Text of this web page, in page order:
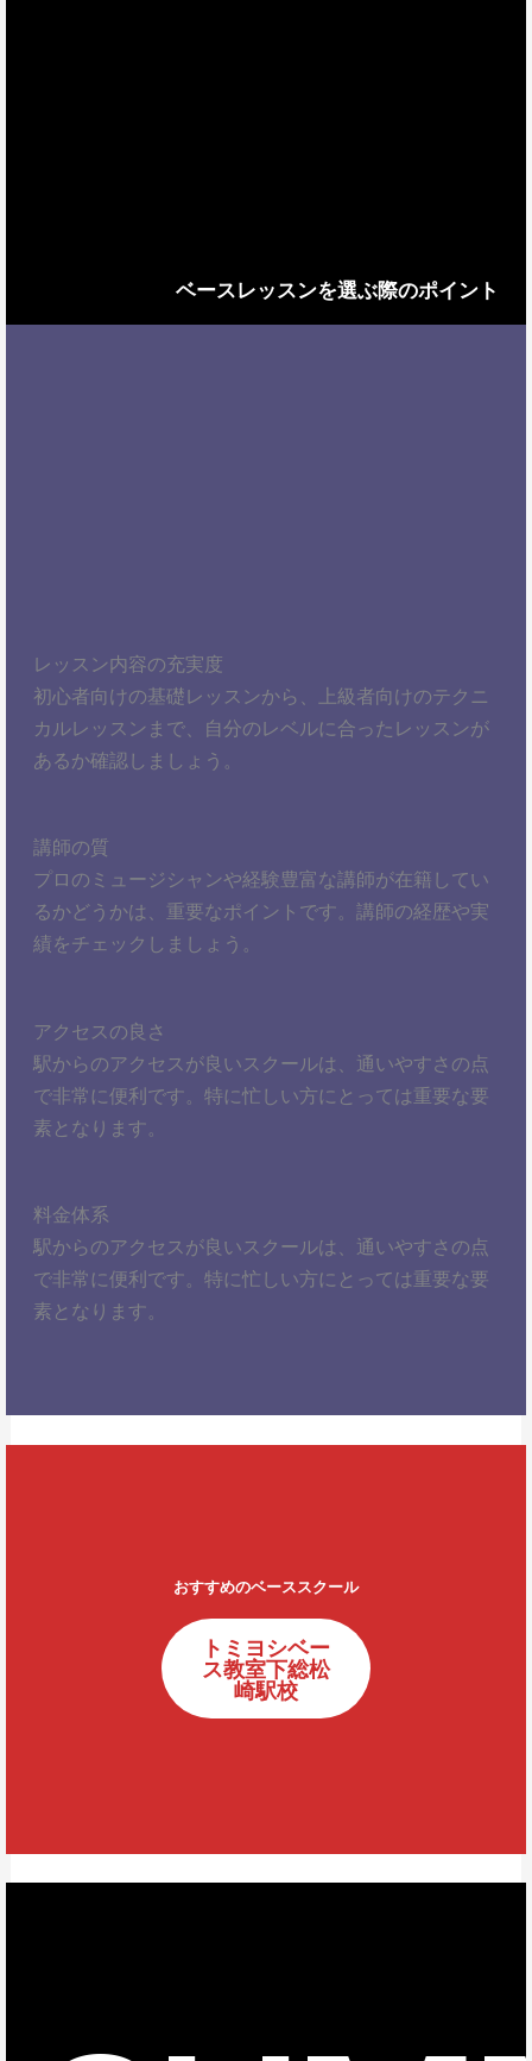
ベースレッスンを選ぶ際のポイント
レッスン内容の充実度
初心者向けの基礎レッスンから、上級者向けのテクニ
カルレッスンまで、自分のレベルに合ったレッスンが
あるか確認しましょう。
講師の質
プロのミュージシャンや経験豊富な講師が在籍してい
るかどうかは、重要なポイントです。講師の経歴や実
績をチェックしましょう。
アクセスの良さ
駅からのアクセスが良いスクールは、通いやすさの点
で非常に便利です。特に忙しい方にとっては重要な要
素となります。
料金体系
駅からのアクセスが良いスクールは、通いやすさの点
で非常に便利です。特に忙しい方にとっては重要な要
素となります。
おすすめのベーススクール
トミヨシベー
ス教室下総松
崎駅校